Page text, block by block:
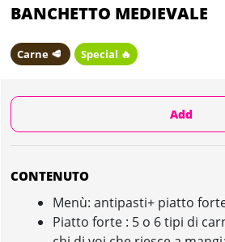
BANCHETTO MEDIEVALE
Carne 🥩 Special 🔥
Add
CONTENUTO
Menù: antipasti+ piatto
Piatto forte : 5 o 6 tipi di